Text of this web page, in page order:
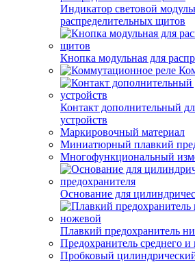
Индикатор световой
распределительных щитов
Кнопка модульная для
Контакт дополнительный
устройств
Маркировочный материал
Миниатюрный плавкий
Многофункциональный
Основание для
Плавкий предохранитель
Предохранитель среднего
Пробковый